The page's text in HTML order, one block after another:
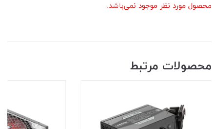
محصول مورد نظر موجود نمی‌باشد.
محصولات مرتبط